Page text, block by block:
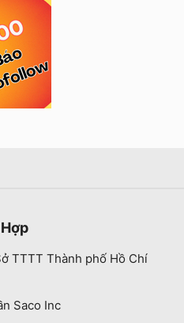
TTTT Thành phố Hồ Chí
Saco Inc